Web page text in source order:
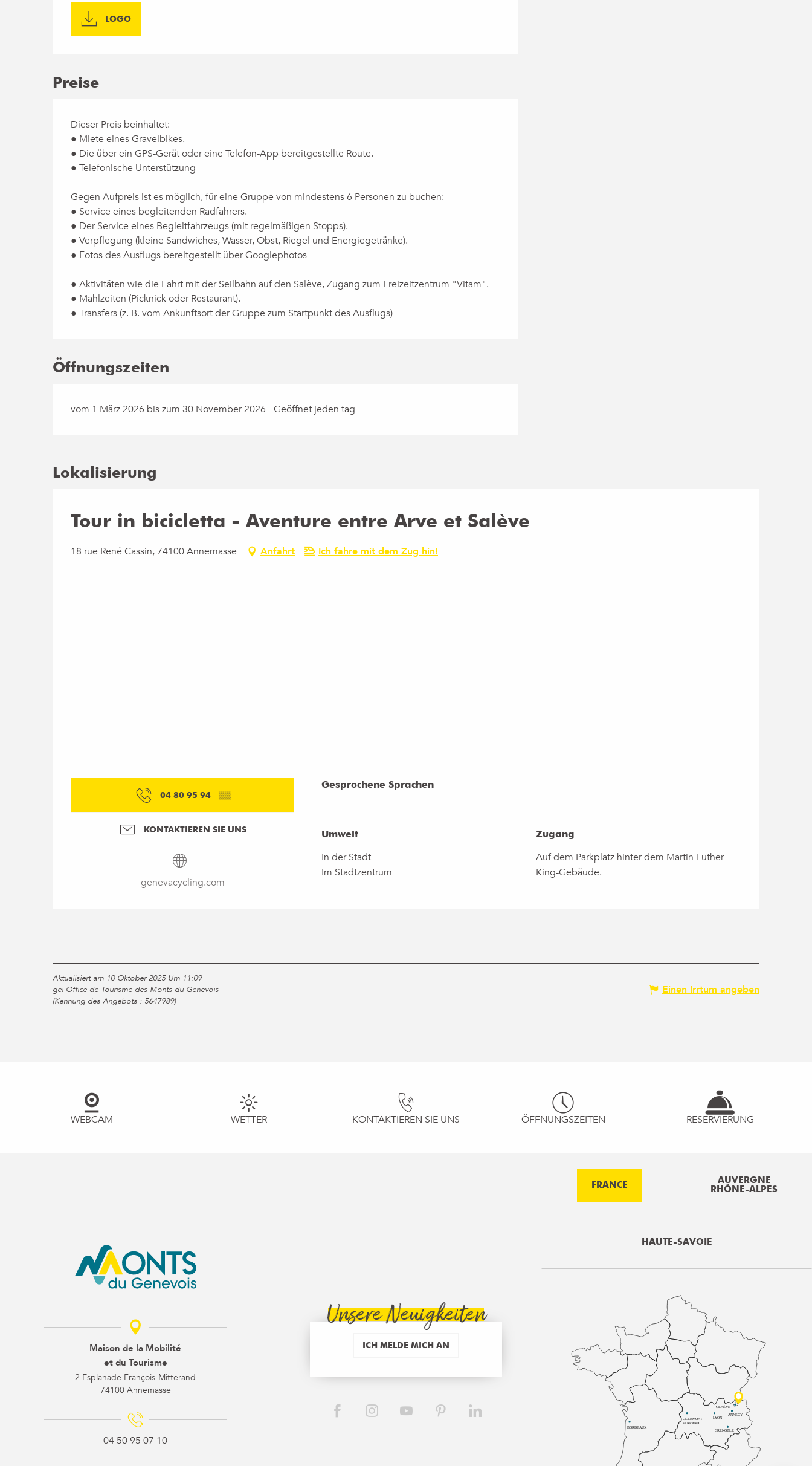
LOGO
Preise
Dieser Preis beinhaltet:
● Miete eines Gravelbikes.
● Die über ein GPS-Gerät oder eine Telefon-App bereitgestellte Route.
● Telefonische Unterstützung
Gegen Aufpreis ist es möglich, für eine Gruppe von mindestens 6 Personen zu buchen:
● Service eines begleitenden Radfahrers.
● Der Service eines Begleitfahrzeugs (mit regelmäßigen Stopps).
● Verpflegung (kleine Sandwiches, Wasser, Obst, Riegel und Energiegetränke).
● Fotos des Ausflugs bereitgestellt über Googlephotos
● Aktivitäten wie die Fahrt mit der Seilbahn auf den Salève, Zugang zum Freizeitzentrum "Vitam".
● Mahlzeiten (Picknick oder Restaurant).
● Transfers (z. B. vom Ankunftsort der Gruppe zum Startpunkt des Ausflugs)
Öffnungszeiten
vom 1 März 2026 bis zum 30 November 2026 - Geöffnet jeden tag
Lokalisierung
Tour in bicicletta - Aventure entre Arve et Salève
18 rue René Cassin, 74100 Annemasse Anfahrt Ich fahre mit dem Zug hin!
04 80 95 94 ▒▒
KONTAKTIEREN SIE UNS
genevacycling.com
Gesprochene Sprachen
Gesprochene Sprachen
Umwelt
Umwelt
In der Stadt
Im Stadtzentrum
Zugang
Zugang
Auf dem Parkplatz hinter dem Martin-Luther-
King-Gebäude.
Aktualisiert am 10 Oktober 2025 Um 11:09
gei Office de Tourisme des Monts du Genevois
(Kennung des Angebots : 5647989)
Einen Irrtum angeben
WEBCAM WETTER KONTAKTIEREN SIE UNS ÖFFNUNGSZEITEN RESERVIERUNG
Maison de la Mobilité
et du Tourisme
2 Esplanade François-Mitterand
74100 Annemasse
04 50 95 07 10
Unsere Neuigkeiten
ICH MELDE MICH AN
FRANCE
AUVERGNE
RHÔNE-ALPES
HAUTE-SAVOIE
BORDEAUX
CLERMONT-
FERRAND
LYON
ANNECY
GRENOBLE
GENÈVE